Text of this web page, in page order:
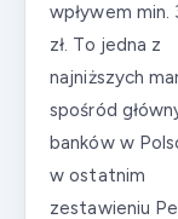
wpływem min.
zł. To jedna z
najniższych
spośród
banków w
w ostatnim
zestawieniu